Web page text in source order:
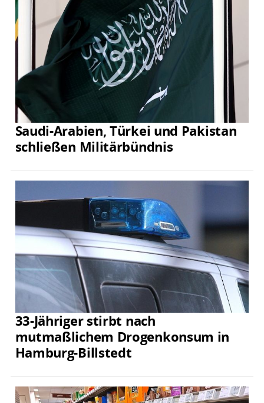
Saudi-Arabien, Türkei und Pakistan
schließen Militärbündnis
33-Jähriger stirbt nach
mutmaßlichem Drogenkonsum in
Hamburg-Billstedt